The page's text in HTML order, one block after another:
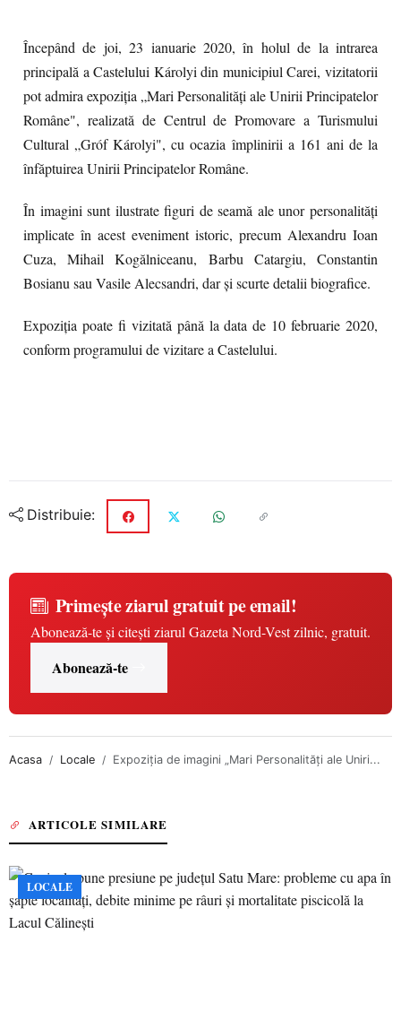
Începând de joi, 23 ianuarie 2020, în holul de la intrarea
principală a Castelului Károlyi din municipiul Carei, vizitatorii
potadmira expoziția „Mari Personalități ale Unirii Principatelor
Române", realizată de Centrul de Promovare a Turismului
Cultural „Gróf Károlyi", cu ocazia împlinirii a 161 ani de la
înfăptuirea Unirii Principatelor Române.
În imagini sunt ilustrate figuri de seamă ale unor personalități
implicate în acest eveniment istoric, precum Alexandru Ioan
Cuza, Mihail Kogălniceanu, Barbu Catargiu, Constantin
Bosianu sau Vasile Alecsandri, dar și scurte detalii biografice.
Expoziția poate fi vizitată până la data de 10 februarie 2020,
conform programului de vizitare a Castelului.
Distribuie:
Primește ziarul gratuit pe email!
Abonează-te și citești ziarul Gazeta Nord-Vest zilnic, gratuit.
Abonează-te
Acasa Locale Expoziția de imagini „Mari Personalități ale Uniri...
ARTICOLE SIMILARE
LOCALE